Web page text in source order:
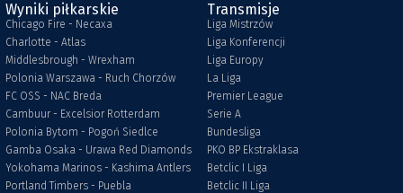
Wyniki piłkarskie
Chicago Fire - Necaxa
Charlotte - Atlas
Middlesbrough - Wrexham
Polonia Warszawa - Ruch Chorzów
FC OSS - NAC Breda
Cambuur - Excelsior Rotterdam
Polonia Bytom - Pogoń Siedlce
Gamba Osaka - Urawa Red Diamonds
Yokohama Marinos - Kashima Antlers
Portland Timbers - Puebla
Transmisje
Liga Mistrzów
Liga Konferencji
Liga Europy
La Liga
Premier League
Serie A
Bundesliga
PKO BP Ekstraklasa
Betclic I Liga
Betclic II Liga